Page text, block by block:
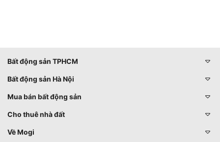
Bất động sản TPHCM
Bất động sản Hà Nội
Mua bán bất động sản
Cho thuê nhà đất
Về Mogi